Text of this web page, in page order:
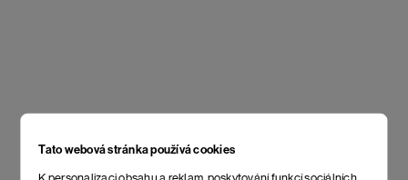
Tato webová stránka používá cookies